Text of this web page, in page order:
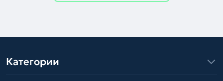
Категории